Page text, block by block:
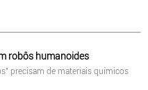
robôs humanoides
precisam de materiais químicos